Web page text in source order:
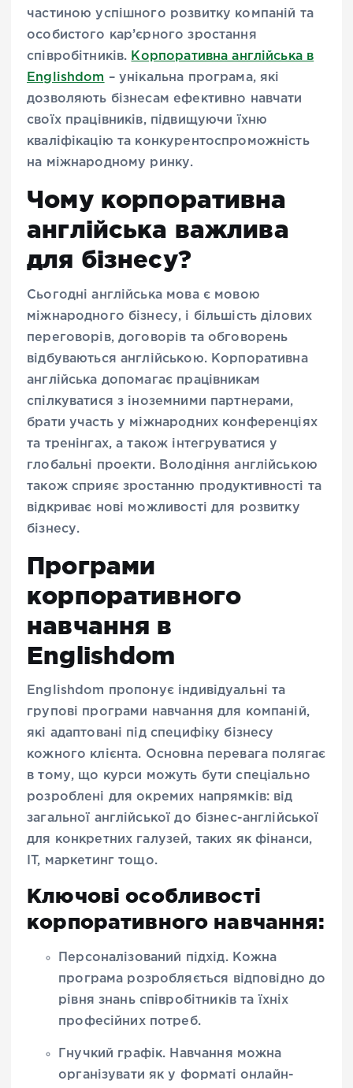
частиною успішного розвитку компаній та
особистого кар’єрного зростання
співробітників. Корпоративна англійська в
Englishdom – унікальна програма, які
дозволяють бізнесам ефективно навчати
своїх працівників, підвищуючи їхню
кваліфікацію та конкурентоспроможність
на міжнародному ринку.
Чому корпоративна
англійська важлива
для бізнесу?
Сьогодні англійська мова є мовою
міжнародного бізнесу, і більшість ділових
переговорів, договорів та обговорень
відбуваються англійською. Корпоративна
англійська допомагає працівникам
спілкуватися з іноземними партнерами,
брати участь у міжнародних конференціях
та тренінгах, а також інтегруватися у
глобальні проекти. Володіння англійською
також сприяє зростанню продуктивності та
відкриває нові можливості для розвитку
бізнесу.
Програми
корпоративного
навчання в
Englishdom
Englishdom пропонує індивідуальні та
групові програми навчання для компаній,
які адаптовані під специфіку бізнесу
кожного клієнта. Основна перевага полягає
в тому, що курси можуть бути спеціально
розроблені для окремих напрямків: від
загальної англійської до бізнес-англійської
для конкретних галузей, таких як фінанси,
IT, маркетинг тощо.
Ключові особливості
корпоративного навчання:
Персоналізований підхід. Кожна
програма розробляється відповідно до
рівня знань співробітників та їхніх
професійних потреб.
Гнучкий графік. Навчання можна
організувати як у форматі онлайн-